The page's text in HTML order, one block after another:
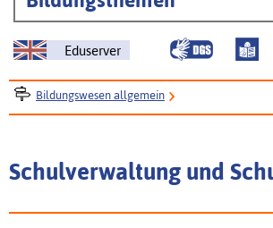
Eduserver
Bildungswesen allgemein
Schulverwaltung und